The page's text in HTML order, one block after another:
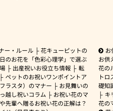
ー・ルール
花キューピットの
のお花を「色彩心理学」で選ぶ
出産祝いお役立ち情報
転
ペットのお祝いワンポイントア
ラスタ）のマナー
お見舞いの
越し祝いコラム
お祝い花のマ
先輩へ贈るお祝い花の正解は？
お
お供
花の
ト
礎知
キ
花の